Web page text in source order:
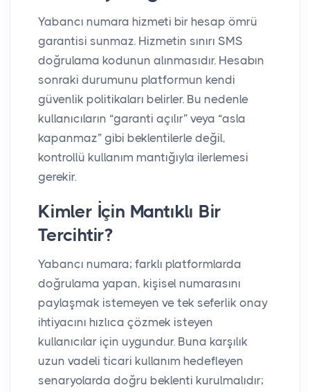
Yabancı numara hizmeti bir hesap ömrü
garantisi sunmaz. Hizmetin sınırı SMS
doğrulama kodunun alınmasıdır. Hesabın
sonraki durumunu platformun kendi
güvenlik politikaları belirler. Bu nedenle
kullanıcıların “garanti açılır” veya “asla
kapanmaz” gibi beklentilerle değil,
kontrollü kullanım mantığıyla ilerlemesi
gerekir.
Kimler İçin Mantıklı Bir
Tercihtir?
Yabancı numara; farklı platformlarda
doğrulama yapan, kişisel numarasını
paylaşmak istemeyen ve tek seferlik onay
ihtiyacını hızlıca çözmek isteyen
kullanıcılar için uygundur. Buna karşılık
uzun vadeli ticari kullanım hedefleyen
senaryolarda doğru beklenti kurulmalıdır;